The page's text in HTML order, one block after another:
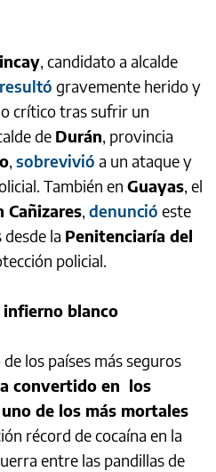
, candidato a alcalde
resultó gravemente herido y
crítico tras sufrir un
de Durán, provincia
, sobrevivió a un ataque y
También en Guayas, el
Cañizares, denunció este
desde la Penitenciaría del
policial.
infierno blanco
los países más seguros
convertido en los
de los más mortales
récord de cocaína en la
entre las pandillas de